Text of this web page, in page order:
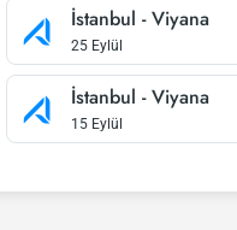
İstanbul - Viyana
25 Eylül
İstanbul - Viyana
15 Eylül